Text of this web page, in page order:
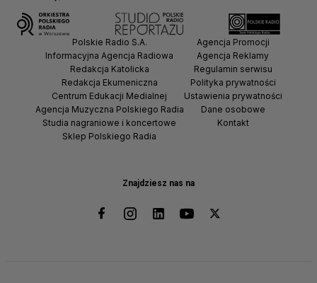
Znajdziesz nas na
Polskie Radio S.A.
Informacyjna Agencja Radiowa
Redakcja Katolicka
Redakcja Ekumeniczna
Centrum Edukacji Medialnej
Agencja Muzyczna Polskiego Radia
Studia nagraniowe i koncertowe
Sklep Polskiego Radia
Agencja Promocji
Agencja Reklamy
Regulamin serwisu
Polityka prywatności
Ustawienia prywatności
Dane osobowe
Kontakt